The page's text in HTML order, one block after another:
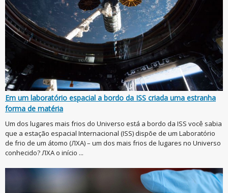
Em um laboratório espacial a bordo da ISS criada uma estranha
forma de matéria
Um dos lugares mais frios do Universo está a bordo da ISS você sabia
que a estação espacial Internacional (ISS) dispõe de um Laboratório
de frio de um átomo (ЛХА) – um dos mais frios de lugares no Universo
conhecido? ЛХА o início ...